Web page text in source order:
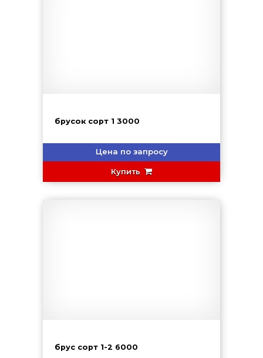
брусок сорт 1 3000
Цена по запросу
Купить
брус сорт 1-2 6000